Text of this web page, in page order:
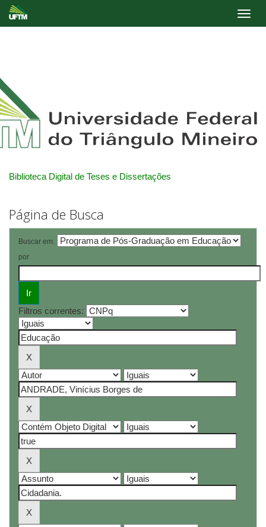
Biblioteca Digital de Teses e Dissertações
Página de Busca
Buscar em:
por
Filtros correntes: